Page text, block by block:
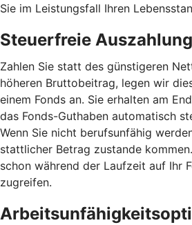
Sie im Leistungsfall Ihren
Steuerfreie Auszahlung
Zahlen Sie statt des günstigeren
höheren Bruttobeitrag, legen wir
einem Fonds an. Sie erhalten am
das Fonds-Guthaben automatisch
Wenn Sie nicht berufsunfähig
stattlicher Betrag zustande
schon während der Laufzeit auf Ihr
zugreifen.